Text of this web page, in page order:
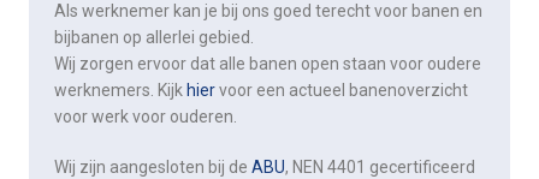
Als werknemer kan je bij ons goed terecht voor banen en
bijbanen op allerlei gebied.
Wij zorgen ervoor dat alle banen open staan voor oudere
werknemers. Kijk hiervoor een actueel banenoverzicht
voor werk voor ouderen.
Wij zijn aangesloten bij deABU, NEN 4401 gecertificeerd